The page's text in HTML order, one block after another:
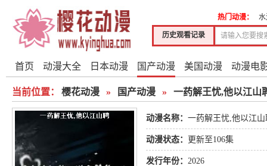
历史观看记录
热门动漫：
首页 动漫大全 日本动漫 国产动漫 美国动漫 动漫电
当前位置： 樱花动漫 » 国产动漫 » 一药解王忧,他以江山
动漫名称： 一药解王忧,他以江山
动漫状态： 更新至106集
发行年份： 2026